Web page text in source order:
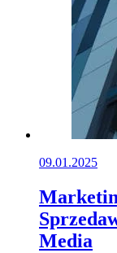
09.01.2025
Media